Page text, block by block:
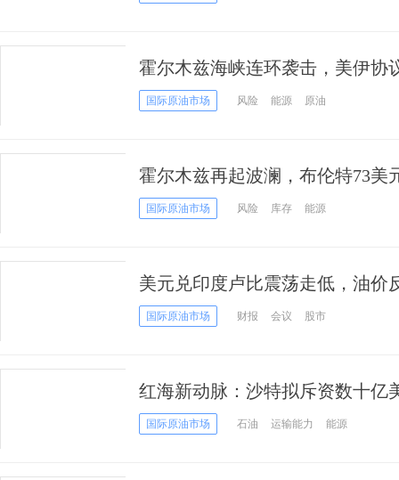
霍尔木兹海峡连环袭击，美伊协
国际原油市场 风险 能源 原油
霍尔木兹再起波澜，布伦特73美
国际原油市场 风险 库存 能源
美元兑印度卢比震荡走低，油价
关键变量
国际原油市场 财报 会议 股市
红海新动脉：沙特拟斥资数十亿
霍尔木兹海峡“咽喉”困局
国际原油市场 石油 运输能力 能源